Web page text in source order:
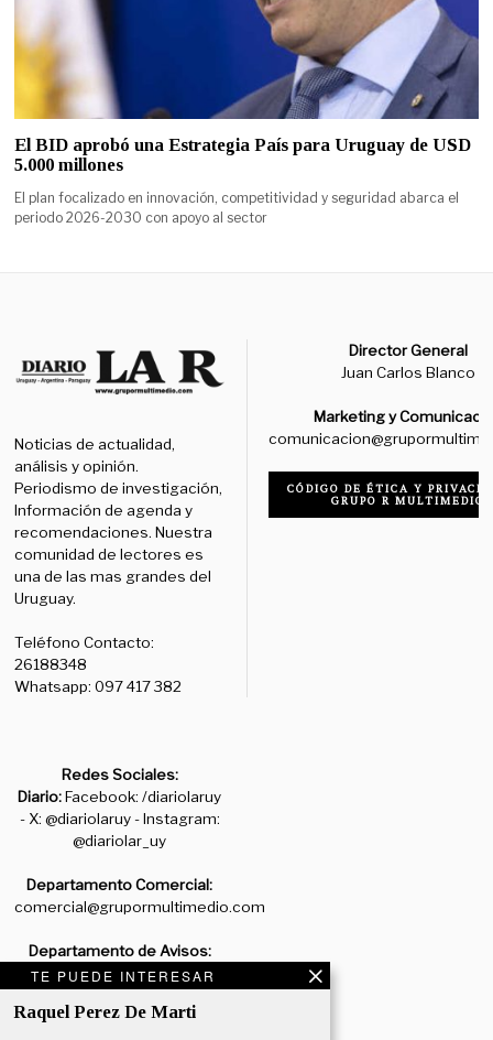
TE PUEDE INTERESAR
Raquel Perez De Marti
El BID aprobó una Estrategia País para Uruguay de USD
5.000 millones
El plan focalizado en innovación, competitividad y seguridad abarca el
periodo 2026-2030 con apoyo al sector
Noticias de actualidad,
análisis y opinión.
Periodismo de investigación,
Información de agenda y
recomendaciones. Nuestra
comunidad de lectores es
una de las mas grandes del
Uruguay.
Teléfono Contacto:
26188348
Whatsapp: 097 417 382
Director General
Juan Carlos Blanco
Marketing y
CÓDIGO DE ÉTICA Y
GRUPO R MULTIMEDIO
Redes Sociales:
Diario:Facebook: /diariolaruy
- X: @diariolaruy - Instagram:
@diariolar_uy
Departamento Comercial:
comercial@grupormultimedio.com
Departamento de Avisos:
avisos@grupormultimedio.com
Administración: